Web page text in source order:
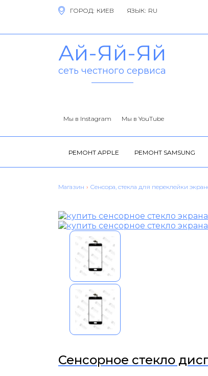
ГОРОД: ЯЗЫК:
Ай-Яй-Яй
сеть честного сервиса
Мы в Instagram Мы в YouTube
РЕМОНТ APPLE РЕМОНТ SAMSUNG
Магазин › Сенсора, стекла для переклейки
Сенсорное стекло